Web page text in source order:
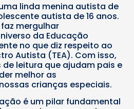
linda menina autista de
autista de 16 anos.
mergulhar
da Educação
no que diz respeito ao
Autista (TEA). Com isso,
leitura que ajudam pais e
melhor as
crianças especiais.
é um pilar fundamental